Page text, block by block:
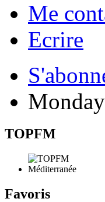
Me
Ecrire
TOPFM
Favoris